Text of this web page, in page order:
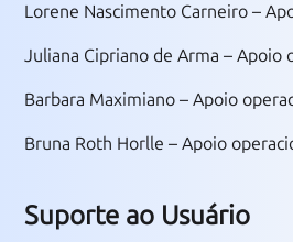
Lorene Nascimento Carneiro –
Juliana Cipriano de Arma – Apoio
Barbara Maximiano – Apoio
Bruna Roth Horlle – Apoio
Suporte ao Usuário